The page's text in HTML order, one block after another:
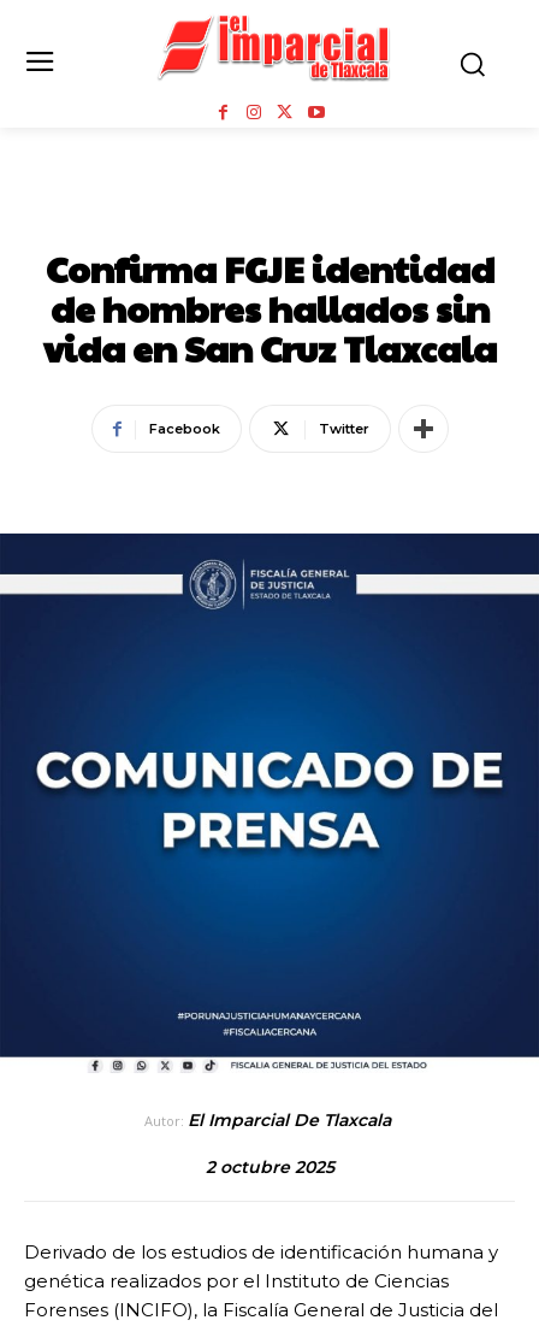
Confirma FGJE identidad
de hombres hallados sin
vida en San Cruz Tlaxcala
Facebook Twitter
Autor: El Imparcial De Tlaxcala
2 octubre 2025
Derivado de los estudios de identificación humana y
genética realizados por el Instituto de Ciencias
Forenses (INCIFO), la Fiscalía General de Justicia del